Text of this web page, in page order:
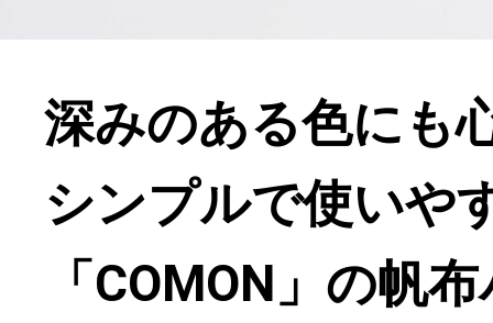
深みのある色にも
シンプルで使いや
「COMON」の帆